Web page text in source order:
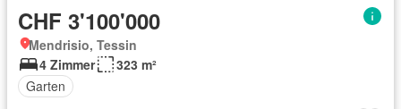
CHF 3'100'000
Mendrisio, Tessin
4 Zimmer
323 m²
Garten